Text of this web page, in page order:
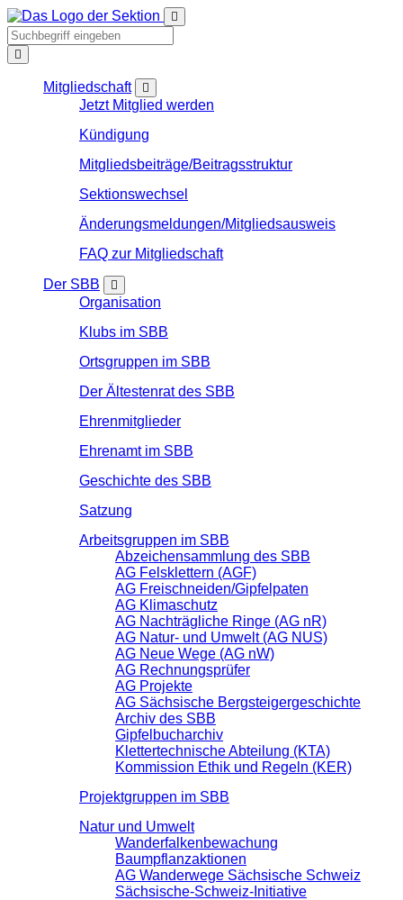
Mitgliedschaft
Jetzt Mitglied werden
Kündigung
Mitgliedsbeiträge/Beitragsstruktur
Sektionswechsel
Änderungsmeldungen/Mitgliedsausweis
FAQ zur Mitgliedschaft
Der SBB
Organisation
Klubs im SBB
Ortsgruppen im SBB
Der Ältestenrat des SBB
Ehrenmitglieder
Ehrenamt im SBB
Geschichte des SBB
Satzung
Arbeitsgruppen im SBB
Abzeichensammlung des SBB
AG Felsklettern (AGF)
AG Freischneiden/Gipfelpaten
AG Klimaschutz
AG Nachträgliche Ringe (AG nR)
AG Natur- und Umwelt (AG NUS)
AG Neue Wege (AG nW)
AG Rechnungsprüfer
AG Projekte
AG Sächsische Bergsteigergeschichte
Archiv des SBB
Gipfelbucharchiv
Klettertechnische Abteilung (KTA)
Kommission Ethik und Regeln (KER)
Projektgruppen im SBB
Natur und Umwelt
Wanderfalkenbewachung
Baumpflanzaktionen
AG Wanderwege Sächsische Schweiz
Sächsische-Schweiz-Initiative